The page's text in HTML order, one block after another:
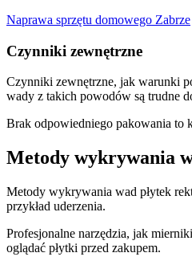
Naprawa sprzętu domowego Zabrze
Czynniki zewnętrzne
Czynniki zewnętrzne, jak warunki
wady z takich powodów są trudne
Brak odpowiedniego pakowania to
Metody wykrywania
Metody wykrywania wad płytek
przykład uderzenia.
Profesjonalne narzędzia, jak
oglądać płytki przed zakupem.